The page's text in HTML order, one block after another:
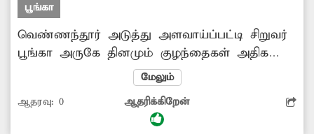
பூங்கா
வெண்ணந்தூர் அடுத்து அளவாய்ப்பட்டி சிறுவர்
பூங்கா அருகே தினமும் குழந்தைகள் அதிக
அளவு விளையாடுவதற்காக வருகின்றனர்.
இப்பகுதியில் மது பிரியர்கள் அமர்ந்து
பூங்காவிற்கு உள்ளும், வெளியும் மது
அருந்துகின்றனர். இதனால் குழந்தைகள்
மேலும்
ஆதரவு: 0 ஆதரிக்கிறேன்